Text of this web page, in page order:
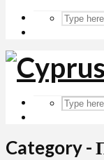
Category -